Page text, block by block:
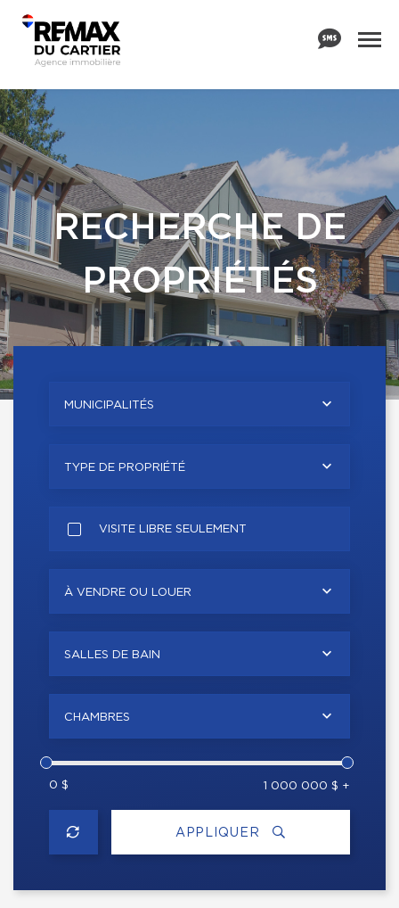
RECHERCHE DE
PROPRIÉTÉS
MUNICIPALITÉS
TYPE DE PROPRIÉTÉ
VISITE LIBRE SEULEMENT
À VENDRE OU LOUER
SALLES DE BAIN
CHAMBRES
0 $ 1 000 000 $ +
APPLIQUER